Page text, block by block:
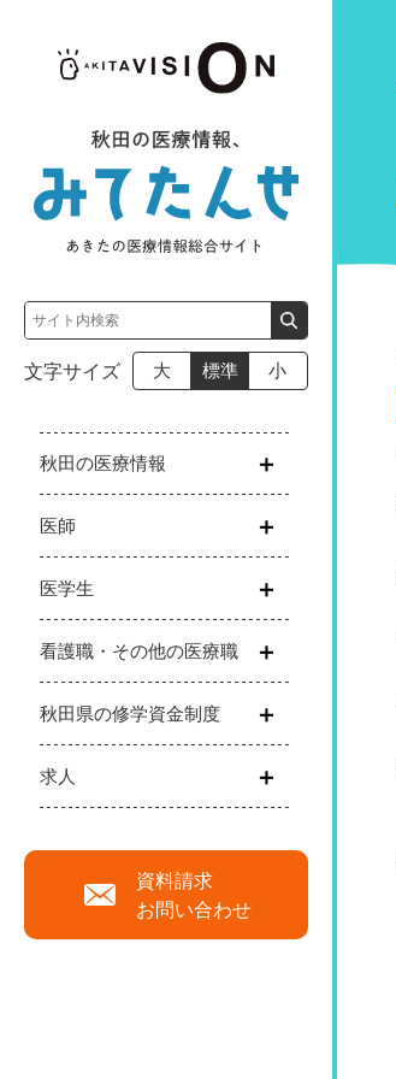
文字サイズ 大 標準 小
秋田の医療情報
医師
医学生
看護職・その他の医療職
秋田県の修学資金制度
求人
資料請求
お問い合わせ